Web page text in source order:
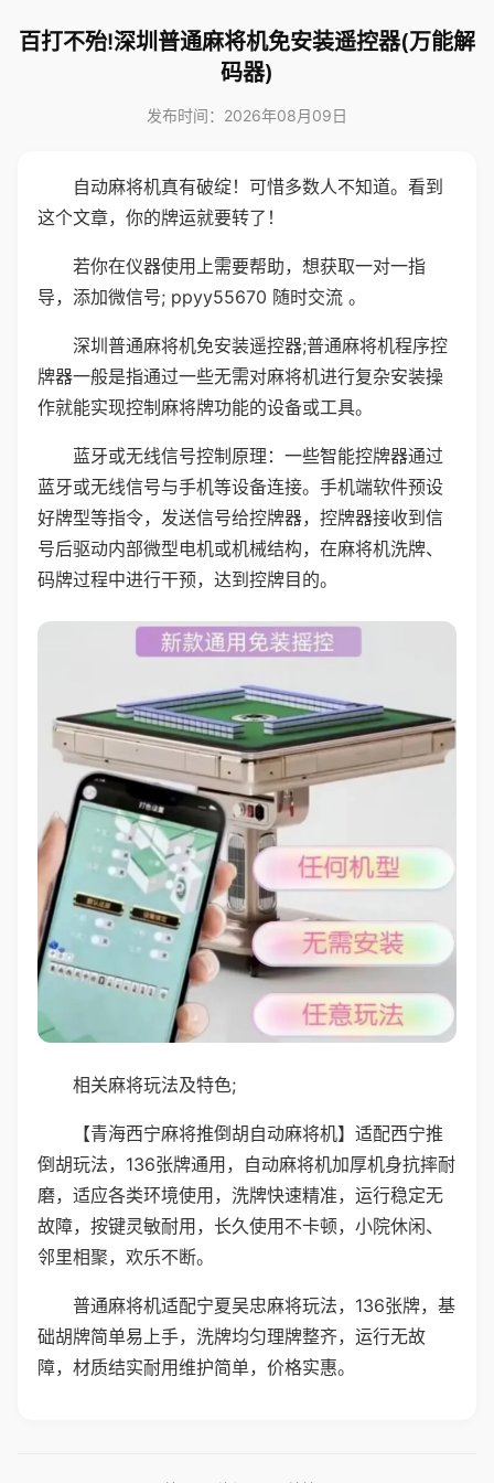
百打不殆!深圳普通麻将机免安装遥控器(万能解
码器)
发布时间：2026年08月09日
自动麻将机真有破绽！可惜多数人不知道。看到
这个文章，你的牌运就要转了！
若你在仪器使用上需要帮助，想获取一对一指
导，添加微信号; ppyy55670 随时交流 。
深圳普通麻将机免安装遥控器;普通麻将机程序控
牌器一般是指通过一些无需对麻将机进行复杂安装操
作就能实现控制麻将牌功能的设备或工具。
蓝牙或无线信号控制原理：一些智能控牌器通过
蓝牙或无线信号与手机等设备连接。手机端软件预设
好牌型等指令，发送信号给控牌器，控牌器接收到信
号后驱动内部微型电机或机械结构，在麻将机洗牌、
码牌过程中进行干预，达到控牌目的。
相关麻将玩法及特色;
【青海西宁麻将推倒胡自动麻将机】适配西宁推
倒胡玩法，136张牌通用，自动麻将机加厚机身抗摔耐
磨，适应各类环境使用，洗牌快速精准，运行稳定无
故障，按键灵敏耐用，长久使用不卡顿，小院休闲、
邻里相聚，欢乐不断。
普通麻将机适配宁夏吴忠麻将玩法，136张牌，基
础胡牌简单易上手，洗牌均匀理牌整齐，运行无故
障，材质结实耐用维护简单，价格实惠。